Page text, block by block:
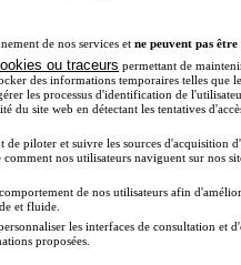
de nos services et ne peuvent pas être
ou traceurs permettant de
des informations temporaires telles que
les processus d'identification de
du site web en détectant les tentatives
de piloter et suivre les sources d'acquisition
nos utilisateurs naviguent sur nos
de nos utilisateurs afin
et fluide.
les interfaces de consultation et
proposées.